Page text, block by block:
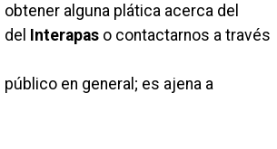
alguna plática acerca del
Interapas o contactarnos a través
en general; es ajena a